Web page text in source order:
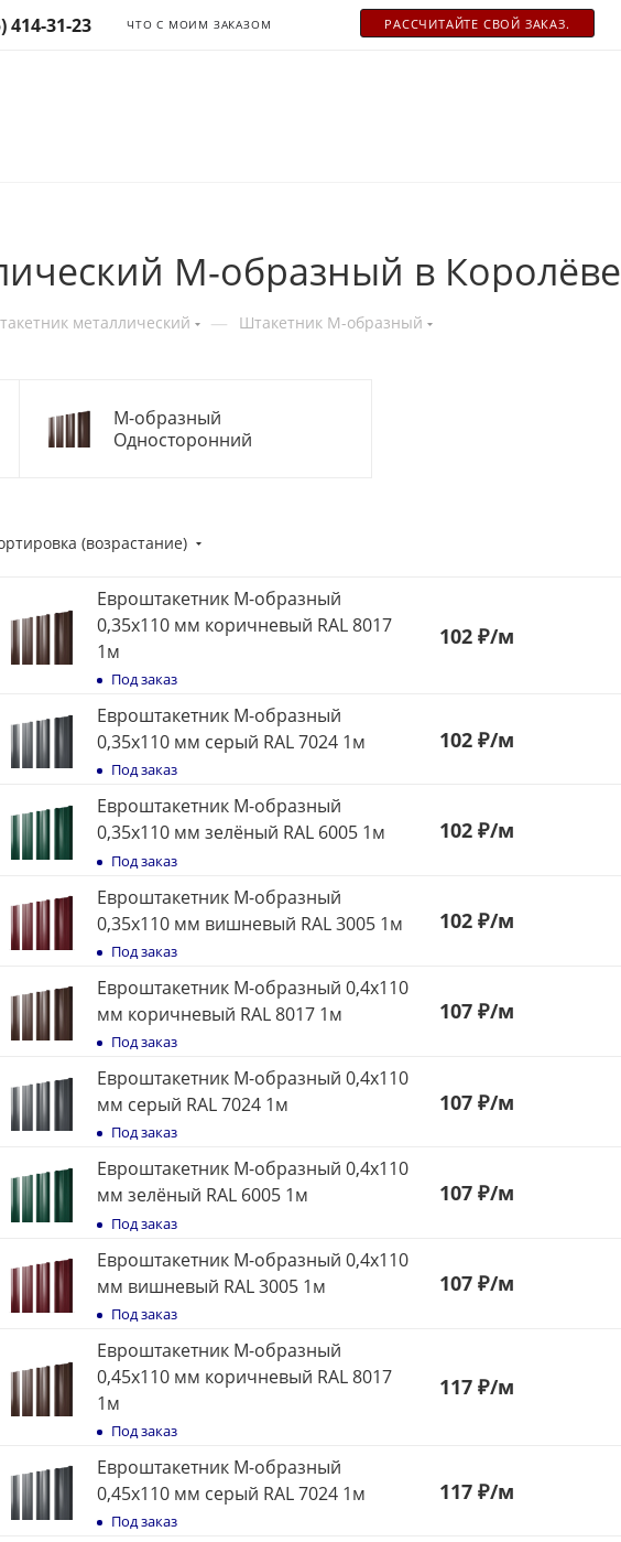
414-31-23 ЧТО С МОИМ ЗАКАЗОМ РАСCЧИТАЙТЕ СВОЙ ЗАКАЗ.
М-образный в Королёве
металлический — Штакетник М-образный
М-образный
Односторонний
(возрастание)
Евроштакетник М-образный
0,35x110 мм коричневый RAL 8017
1м
Под заказ
102 ₽/м
Евроштакетник М-образный
0,35x110 мм серый RAL 7024 1м
Под заказ
102 ₽/м
Евроштакетник М-образный
0,35x110 мм зелёный RAL 6005 1м
Под заказ
102 ₽/м
Евроштакетник М-образный
0,35x110 мм вишневый RAL 3005 1м
Под заказ
102 ₽/м
Евроштакетник М-образный 0,4x110
мм коричневый RAL 8017 1м
Под заказ
107 ₽/м
Евроштакетник М-образный 0,4x110
мм серый RAL 7024 1м
Под заказ
107 ₽/м
Евроштакетник М-образный 0,4x110
мм зелёный RAL 6005 1м
Под заказ
107 ₽/м
Евроштакетник М-образный 0,4x110
мм вишневый RAL 3005 1м
Под заказ
107 ₽/м
Евроштакетник М-образный
0,45x110 мм коричневый RAL 8017
1м
Под заказ
117 ₽/м
Евроштакетник М-образный
0,45x110 мм серый RAL 7024 1м
Под заказ
117 ₽/м